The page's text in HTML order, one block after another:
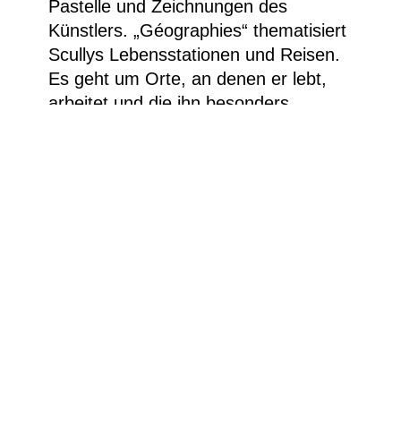
Pastelle und Zeichnungen des
Künstlers. „Géographies“ thematisiert
Scullys Lebensstationen und Reisen.
Es geht um Orte, an denen er lebt,
arbeitet und die ihn besonders